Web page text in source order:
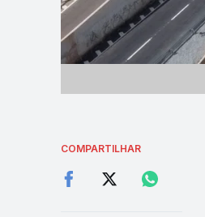
COMPARTILHAR